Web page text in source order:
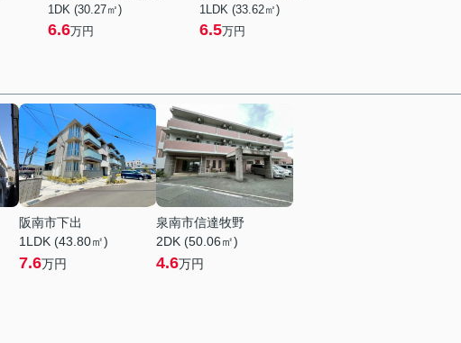
1DK (30.27㎡)
6.6万円
1LDK (33.62㎡)
6.5万円
阪南市下出
1LDK (43.80㎡)
7.6万円
泉南市信達牧野
2DK (50.06㎡)
4.6万円